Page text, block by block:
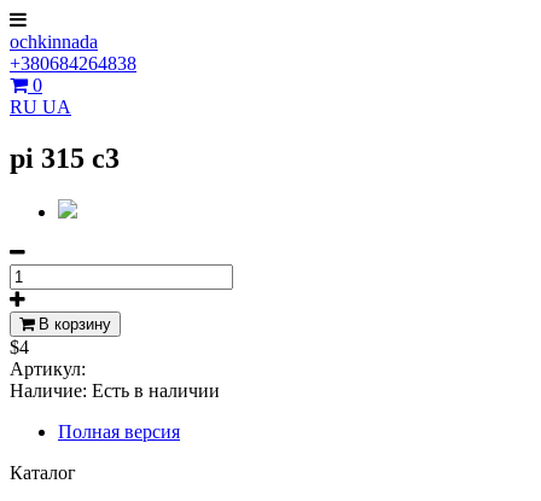
ochkinnada
+380684264838
0
RU UA
pi 315 c3
В корзину
$4
Артикул:
Наличие: Есть в наличии
Полная версия
Каталог